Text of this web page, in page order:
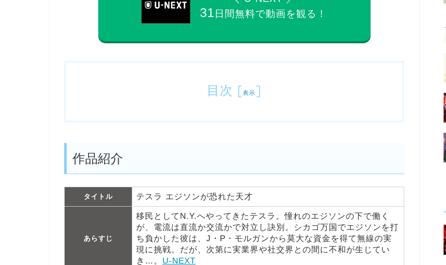
31 日間無料で動画を観る！
目次 [表示 ]
作品紹介
タイトル テスラ エジソンが恐れた天才
あらすじ
移民としてN.Y.へやってきたテスラ。憧れのエジソンの下で働く
が、電流は直流か交流かで対立し訣別。シカゴ万国でエジソンを打
ち負かした彼は、J・P・モルガンから莫大な資金を得て無線の実
現に挑戦。だが、次第に実業界や社交界との間に不和が生じてい
き…。 U-NEXT